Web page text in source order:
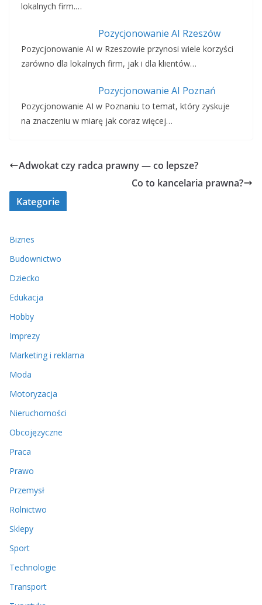
lokalnych firm.…
Pozycjonowanie AI Rzeszów
Pozycjonowanie AI w Rzeszowie przynosi wiele korzyści
zarówno dla lokalnych firm, jak i dla klientów…
Pozycjonowanie AI Poznań
Pozycjonowanie AI w Poznaniu to temat, który zyskuje
na znaczeniu w miarę jak coraz więcej…
Adwokat czy radca prawny — co lepsze?
Co to kancelaria prawna?
Kategorie
Biznes
Budownictwo
Dziecko
Edukacja
Hobby
Imprezy
Marketing i reklama
Moda
Motoryzacja
Nieruchomości
Obcojęzyczne
Praca
Prawo
Przemysł
Rolnictwo
Sklepy
Sport
Technologie
Transport